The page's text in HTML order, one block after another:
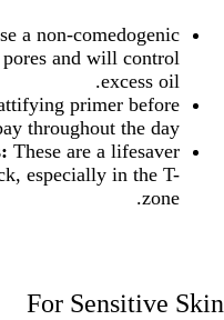
a non-comedogenic
pores and will control
excess oil.
primer before
throughout the day.
These are a lifesaver
especially in the T-
zone.
For Sensitive Skin